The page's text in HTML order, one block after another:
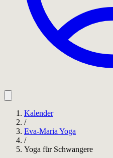
Kalender
/
Eva-Maria Yoga
/
Yoga für Schwangere